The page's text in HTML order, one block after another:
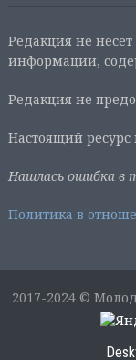
Редакция не несет
информации,
Редакция не
Настоящий
Нашлась ошибка в
Политика в
2017-2024 ©